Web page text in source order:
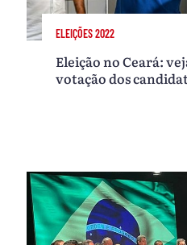
ELEIÇÕES 2022
Eleição no Ceará:
votação dos